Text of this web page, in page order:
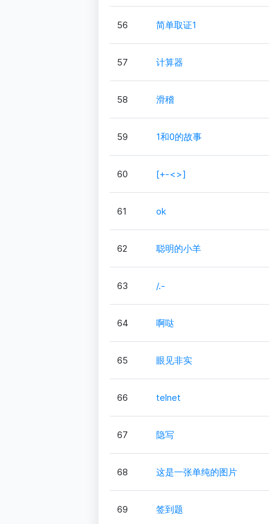
56 简单取证1
57 计算器
58 滑稽
59 1和0的故事
60 [+-<>]
61 ok
62 聪明的小羊
63 /.-
64 啊哒
65 眼见非实
66 telnet
67 隐写
68 这是一张单纯的图片
69 签到题